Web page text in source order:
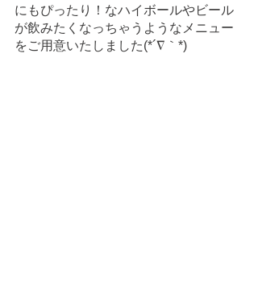
にもぴったり！なハイボールやビール
が飲みたくなっちゃうようなメニュー
をご用意いたしました(*´∇｀*)